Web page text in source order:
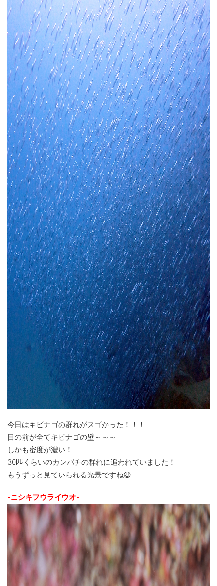
今日はキビナゴの群れがスゴかった！！！
目の前が全てキビナゴの壁～～～
しかも密度が濃い！
30匹くらいのカンパチの群れに追われていました！
もうずっと見ていられる光景ですね😃
-ニシキフウライウオ-